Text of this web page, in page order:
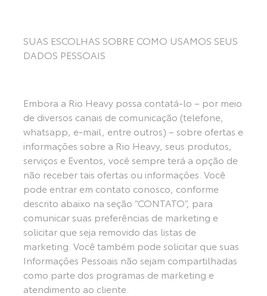
SUAS ESCOLHAS SOBRE COMO USAMOS SEUS
DADOS PESSOAIS
Embora a Rio Heavy possa contatá-lo – por meio
de diversos canais de comunicação (telefone,
whatsapp, e-mail, entre outros) – sobre ofertas e
informações sobre a Rio Heavy, seus produtos,
serviços e Eventos, você sempre terá a opção de
não receber tais ofertas ou informações. Você
pode entrar em contato conosco, conforme
descrito abaixo na seção “CONTATO”, para
comunicar suas preferências de marketing e
solicitar que seja removido das listas de
marketing. Você também pode solicitar que suas
Informações Pessoais não sejam compartilhadas
como parte dos programas de marketing e
atendimento ao cliente.